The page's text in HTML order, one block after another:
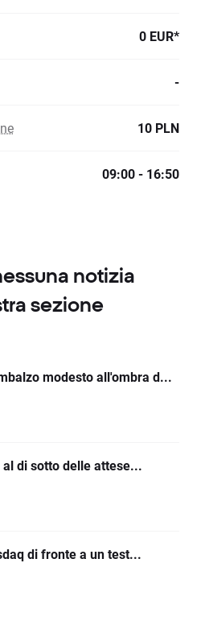
0 EUR*
-
10 PLN
09:00 - 16:50
notizia
sezione
modesto all'ombra d...
al di sotto delle attese...
di fronte a un test...